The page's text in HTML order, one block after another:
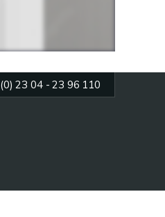
(0) 23 04 - 23 96 110